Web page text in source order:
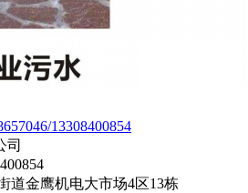
13308400854
司
道金鹰机电大市场4区13栋